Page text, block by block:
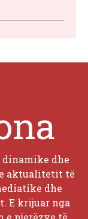
dhe
aktualitetit të
dhe
E krijuar nga